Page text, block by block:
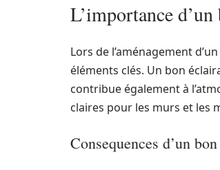
L’importance
Lors de l’aménagement
éléments clés. Un bon
contribue également à
claires pour les murs et les
Consequences d’un